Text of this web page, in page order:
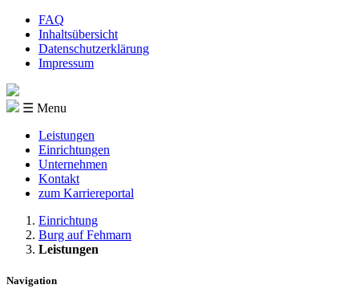
FAQ
Inhaltsübersicht
Datenschutzerklärung
Impressum
☰ Menu
Leistungen
Einrichtungen
Unternehmen
Kontakt
zum Karriereportal
Einrichtung
Burg auf Fehmarn
Leistungen
Navigation